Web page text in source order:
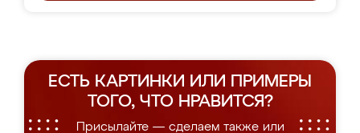
ЕСТЬ КАРТИНКИ ИЛИ ПРИМЕРЫ
ТОГО, ЧТО НРАВИТСЯ?
Присылайте — сделаем также или